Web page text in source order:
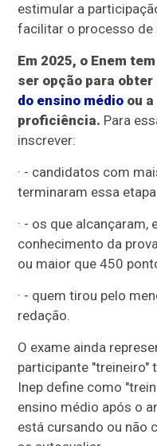
estimular a
facilitar o processo de
Em 2025, o Enem
ser opção para obter
do ensino médio ou
proficiência. Para
inscrever:
· - candidatos com
terminaram essa
· - os que alcançaram,
conhecimento da
ou maior que 450
· - quem tirou pelo
redação.
O exame ainda
participante "treineiro"
Inep define como
ensino médio após o
está cursando ou não